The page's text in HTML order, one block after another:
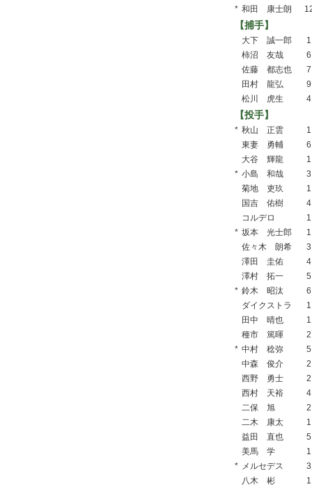
* 和田 康士朗
【捕手】
大下 誠一郎
1
柿沼 友哉
6
佐藤 都志也
7
田村 龍弘
9
松川 虎生
4
【投手】
* 秋山 正雲
1
東妻 勇輔
6
大谷 輝龍
1
* 小島 和哉
3
菊地 吏玖
1
国吉 佑樹
4
コルデロ
1
* 坂本 光士郎
1
佐々木 朗希
3
澤田 圭佑
4
澤村 拓一
5
* 鈴木 昭汰
6
ダイクストラ
1
田中 晴也
1
種市 篤暉
2
* 中村 稔弥
5
中森 俊介
2
西野 勇士
2
西村 天裕
4
二保 旭
2
二木 康太
1
益田 直也
5
美馬 学
1
* メルセデス
3
八木 彬
1